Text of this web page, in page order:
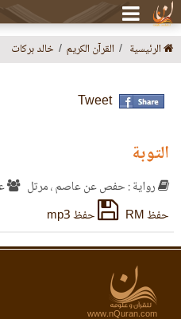
الرئيسية القرآن الكريم خالد بركات
Tweet
التوبة
رواية : حفص عن عاصم ، مرتل
حفظ RM
حفظ mp3
www.nQuran.com